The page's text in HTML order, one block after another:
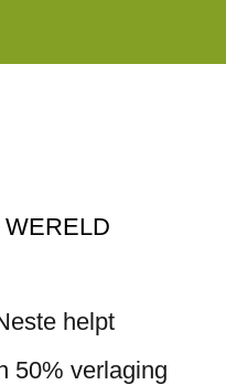
helpt
50% verlaging